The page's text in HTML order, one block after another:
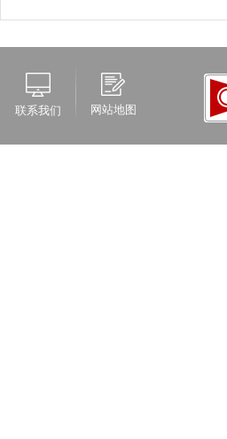
联系我们 网站地图